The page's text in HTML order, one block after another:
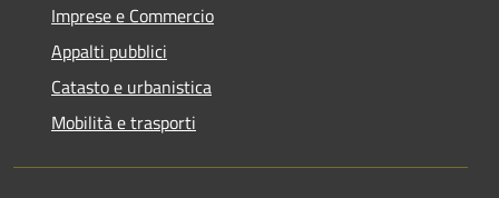
Imprese e Commercio
Appalti pubblici
Catasto e urbanistica
Mobilità e trasporti